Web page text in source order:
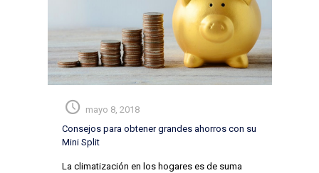
mayo 8, 2018
Consejos para obtener grandes ahorros con su
Mini Split
La climatización en los hogares es de suma